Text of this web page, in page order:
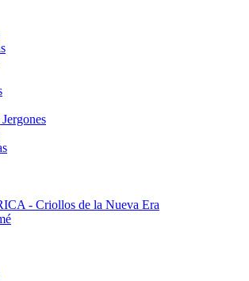
- Criollos de la Nueva Era